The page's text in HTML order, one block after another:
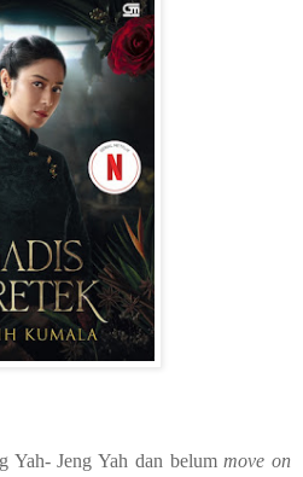
Yah- Jeng Yah dan belummove on